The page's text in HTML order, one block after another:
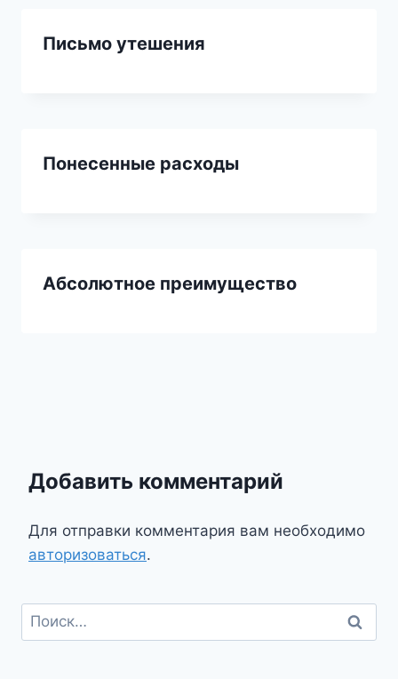
Письмо утешения
Понесенные расходы
Абсолютное преимущество
Добавить комментарий
Для отправки комментария вам необходимо
авторизоваться.
Найти: